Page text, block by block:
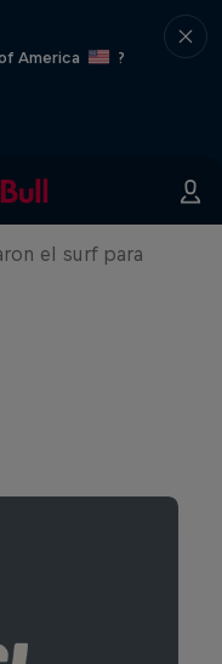
America
?
el surf para